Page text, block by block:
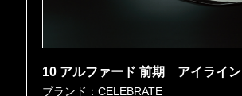
10 アルファード 前期 アイライン
ブランド：CELEBRATE